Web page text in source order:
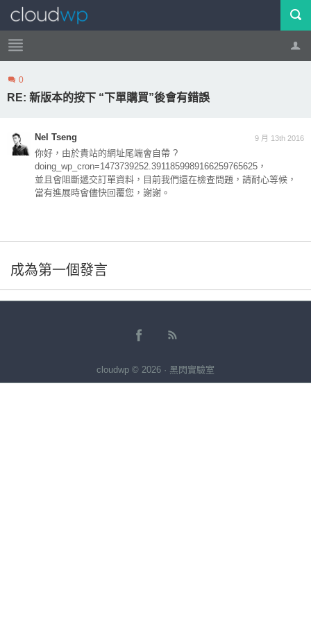
帳號 登出
0
RE: 新版本的按下 “下單購買”後會有錯誤
9 月 13th 2016
Nel Tseng
你好，由於貴站的網址尾端會自帶 ?
doing_wp_cron=1473739252.3911859989166259765625，
並且會阻斷遞交訂單資料，目前我們還在檢查問題，請耐心等候，
當有進展時會儘快回覆您，謝謝。
成為第一個發言
cloudwp © 2026 · 黑閃實驗室